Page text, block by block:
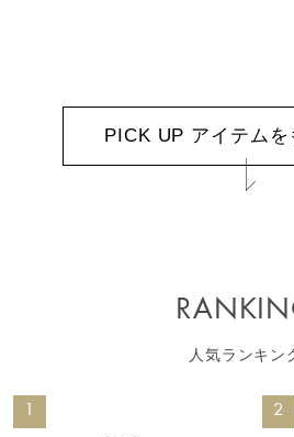
PICK UP アイテムを
人気ランキン
1 2